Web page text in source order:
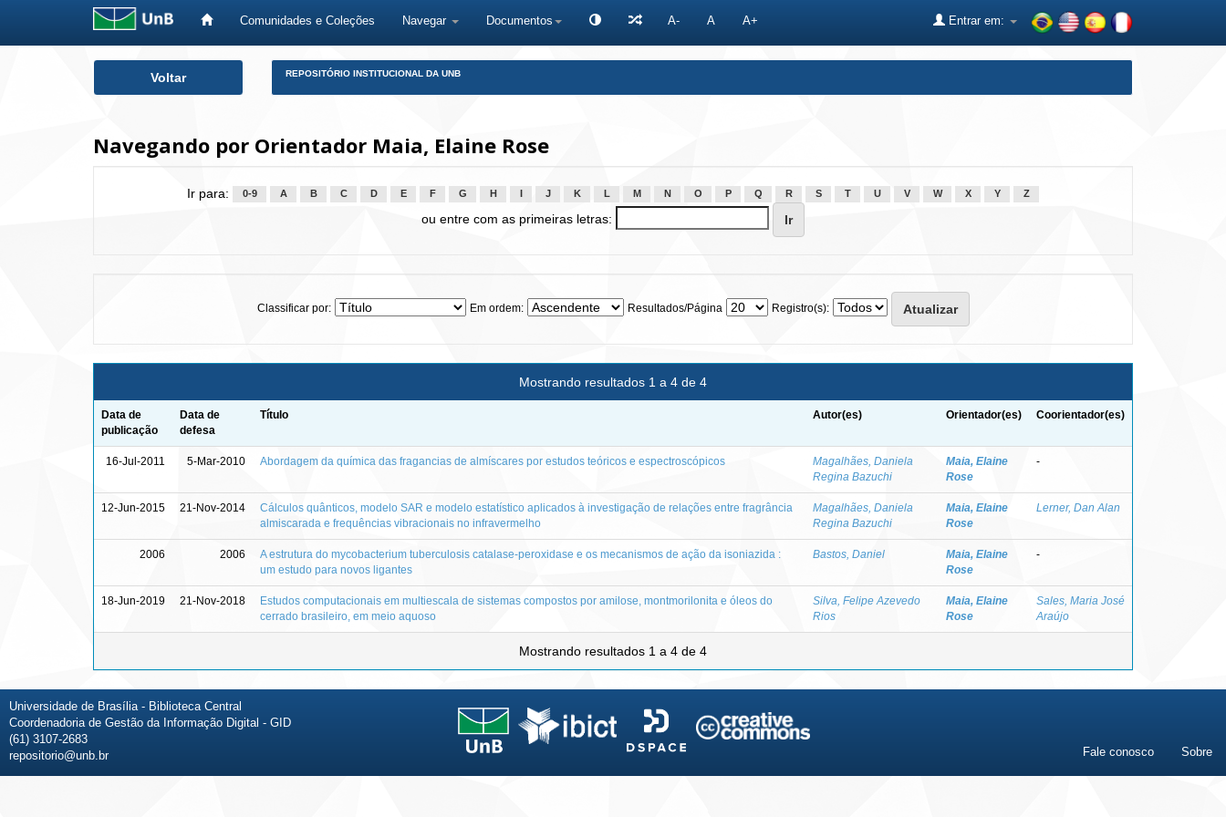
Comunidades e Coleções Navegar Documentos A- A A+ Entrar em:
Voltar REPOSITÓRIO INSTITUCIONAL DA UNB
Navegando por Orientador Maia, Elaine Rose
Ir para: 0-9 A B C D E F G H J K L M N O P Q R S T U V W X Y Z
ou entre com as primeiras letras:
Classificar por: Em ordem: Resultados/Página Registro(s):
Mostrando resultados 1 a 4 de 4
Data de
publicação
Data de
defesa
Título Autor(es) Orientador(es) Coorientador(es)
16-Jul-2011 5-Mar-2010 Abordagem da química das fragancias de almíscares por estudos teóricos e espectroscópicos
Magalhães, Daniela
Regina Bazuchi
Maia, Elaine
Rose
-
12-Jun-2015 21-Nov-2014
Cálculos quânticos, modelo SAR e modelo estatístico aplicados à investigação de relações entre fragrância
almiscarada e frequências vibracionais no infravermelho
Magalhães, Daniela
Regina Bazuchi
Maia, Elaine
Rose
Lerner, Dan Alan
2006 2006
A estrutura do mycobacterium tuberculosis catalase-peroxidase e os mecanismos de ação da isoniazida :
um estudo para novos ligantes
Bastos, Daniel
Maia, Elaine
Rose
-
18-Jun-2019 21-Nov-2018
Estudos computacionais em multiescala de sistemas compostos por amilose, montmorilonita e óleos do
cerrado brasileiro, em meio aquoso
Silva, Felipe Azevedo
Rios
Maia, Elaine
Rose
Sales, Maria José
Araújo
Mostrando resultados 1 a 4 de 4
Universidade de Brasília - Biblioteca Central
Coordenadoria de Gestão da Informação Digital - GID
(61) 3107-2683
repositorio@unb.br
Fale conosco Sobre